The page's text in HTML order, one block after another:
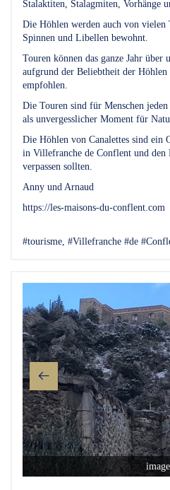
Stalaktiten, Stalagmiten, Vorhänge
Die Höhlen werden auch von vielen
Spinnen und Libellen bewohnt.
Touren können das ganze Jahr über
aufgrund der Beliebtheit der
empfohlen.
Die Touren sind für Menschen
als unvergesslicher Moment für
Die Höhlen von Canalettes sind ein
in Villefranche de Conflent und den
verpassen sollten.
Anny und Arnaud
https://les-maisons-du-conflent.com
#tourisme, #Villefranche #de
image